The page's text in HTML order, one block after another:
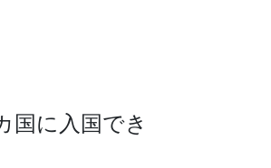
国に入国でき